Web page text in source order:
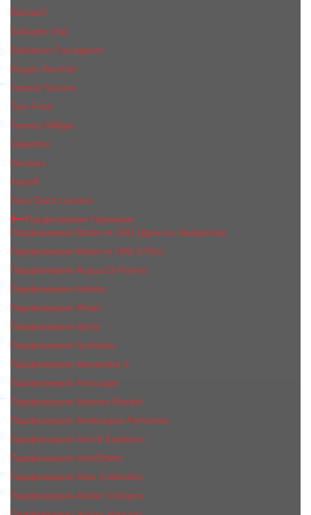
RicHarD
Salvador Dali
Salvatore Ferragamo
Sergio Tacchini
Tiziana Terenzi
Tom Ford
Tommy Hilfiger
Valentino
Versace
Xerjoff
Yves Saint Laurent
Парфюмерия Премиум
Парфюмерия Made In UAE (Духи из Эмиратов)
Парфюмерия Made In UAE A Plus
Парфюмерия Acqua Di Parma
Парфюмерия Adisha
Парфюмерия Afnan
Парфюмерия Ajmal
Парфюмерия Aj Arabia
Парфюмерия Alexandre J.
Парфюмерия Amouage
Парфюмерия Antonio Maretti
Парфюмерия Arabesque Perfumes
Парфюмерия Ard Al Zaafaran
Парфюмерия ArteOlfatto
Парфюмерия Attar Collection
Парфюмерия Atelier Cologne